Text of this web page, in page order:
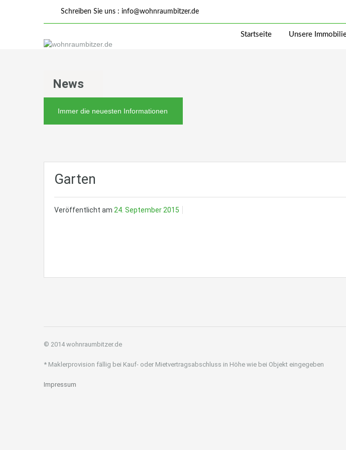
Schreiben Sie uns : info@wohnraumbitzer.de
Startseite Unsere
News
Immer die neuesten Informationen
Garten
Veröffentlicht am 24. September 2015
© 2014 wohnraumbitzer.de
* Maklerprovision fällig bei Kauf- oder Mietvertragsabschluss in Höhe wie bei Objekt eingegeben
Impressum